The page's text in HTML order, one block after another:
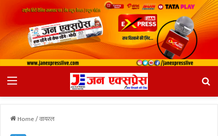
Home/वायरल